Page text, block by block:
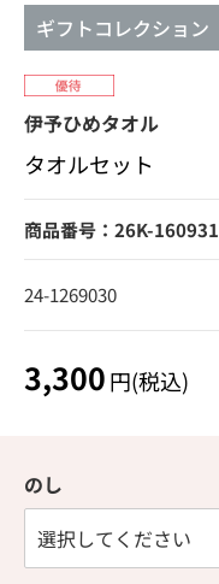
ギフトコレクション
伊予ひめタオル
タオルセット
商品番号：26K-160931
24-1269030
3,300円(税込)
のし